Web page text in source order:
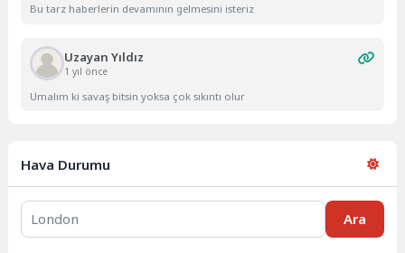
Bu tarz haberlerin devamının gelmesini isteriz
Uzayan Yıldız
1 yıl önce
Umalım ki savaş bitsin yoksa çok sıkıntı olur
Hava Durumu
Ara